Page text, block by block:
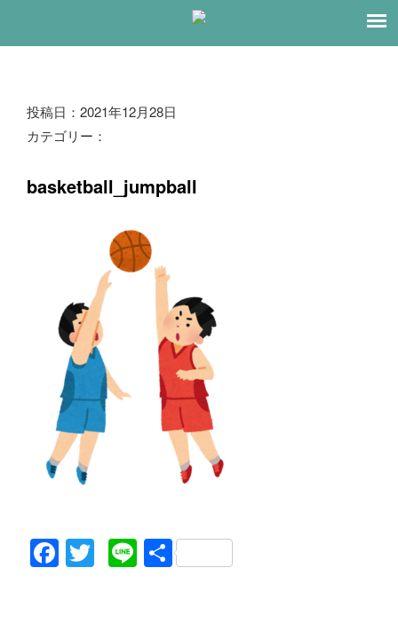
ブ
ロ
グ
投稿日：2021年12月28日
カテゴリー：
basketball_jumpball
F
a
T
wi
Li
n
共
有